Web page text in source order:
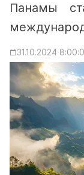
Панамы
31.10.2024